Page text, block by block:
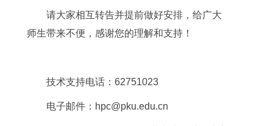
请大家相互转告并提前做好安排，给广大
师生带来不便，感谢您的理解和支持！
技术支持电话：62751023
电子邮件：hpc@pku.edu.cn